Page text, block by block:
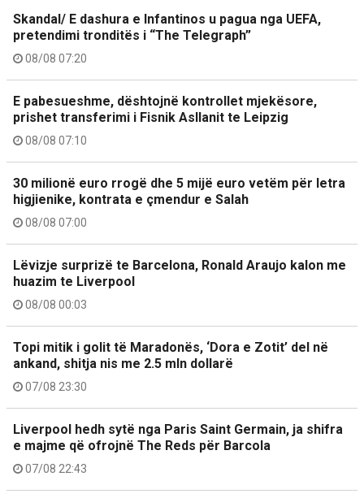
Skandal/ E dashura e Infantinos u pagua nga UEFA,
pretendimi tronditës i “The Telegraph”
08/08 07:20
E pabesueshme, dështojnë kontrollet mjekësore,
prishet transferimi i Fisnik Asllanit te Leipzig
08/08 07:10
30 milionë euro rrogë dhe 5 mijë euro vetëm për letra
higjienike, kontrata e çmendur e Salah
08/08 07:00
Lëvizje surprizë te Barcelona, Ronald Araujo kalon me
huazim te Liverpool
08/08 00:03
Topi mitik i golit të Maradonës, ‘Dora e Zotit’ del në
ankand, shitja nis me 2.5 mln dollarë
07/08 23:30
Liverpool hedh sytë nga Paris Saint Germain, ja shifra
e majme që ofrojnë The Reds për Barcola
07/08 22:43